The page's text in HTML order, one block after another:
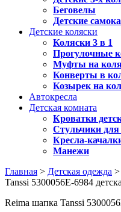
Беговелы
Детские
Детские коляски
Коляски 3 в 1
Прогулочные
Муфты на
Конверты в
Козырек на
Автокресла
Детская комната
Кроватки
Стульчики
Кресла-
Манежи
Главная > Детская одежда >
Tanssi 5300056Е-6984
Reima шапка Tanssi